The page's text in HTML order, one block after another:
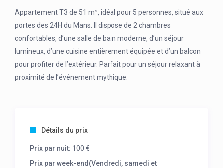
Appartement T3 de 51 m², idéal pour 5 personnes, situé aux
portes des 24H du Mans. Il dispose de 2 chambres
confortables, d’une salle de bain moderne, d’un séjour
lumineux, d’une cuisine entièrement équipée et d’un balcon
pour profiter de l’extérieur. Parfait pour un séjour relaxant à
proximité de l’événement mythique.
Détails du prix
Prix ​​par nuit: 100 €
Prix ​​par week-end(Vendredi, samedi et